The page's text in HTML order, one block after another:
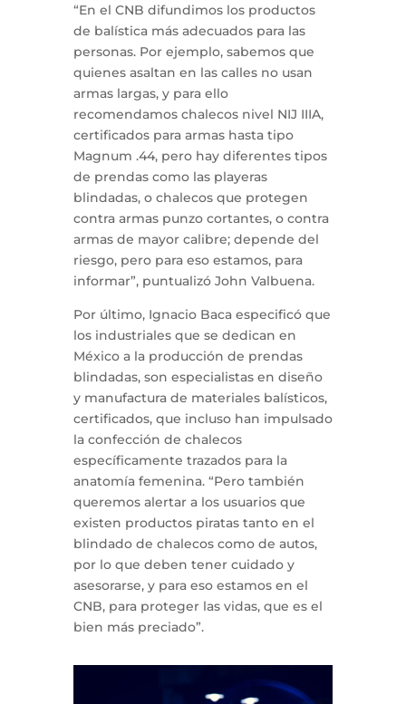
“En el CNB difundimos los productos
de balística más adecuados para las
personas. Por ejemplo, sabemos que
quienes asaltan en las calles no usan
armas largas, y para ello
recomendamos chalecos nivel NIJ IIIA,
certificados para armas hasta tipo
Magnum .44, pero hay diferentes tipos
de prendas como las playeras
blindadas, o chalecos que protegen
contra armas punzo cortantes, o contra
armas de mayor calibre; depende del
riesgo, pero para eso estamos, para
informar”, puntualizó John Valbuena.
Por último, Ignacio Baca especificó que
los industriales que se dedican en
México a la producción de prendas
blindadas, son especialistas en diseño
y manufactura de materiales balísticos,
certificados, que incluso han impulsado
la confección de chalecos
específicamente trazados para la
anatomía femenina. “Pero también
queremos alertar a los usuarios que
existen productos piratas tanto en el
blindado de chalecos como de autos,
por lo que deben tener cuidado y
asesorarse, y para eso estamos en el
CNB, para proteger las vidas, que es el
bien más preciado”.